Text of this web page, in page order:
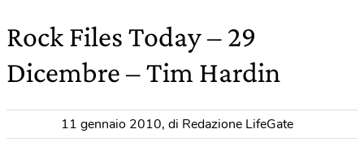
Rock Files Today – 29
Dicembre – Tim Hardin
11 gennaio 2010, di Redazione LifeGate